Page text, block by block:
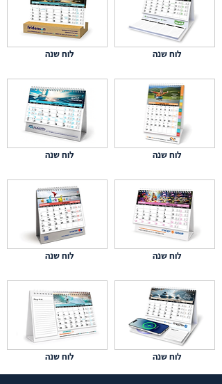
לוח שנה
לוח שנה
לוח שנה
לוח שנה
לוח שנה
לוח שנה
לוח שנה
לוח שנה